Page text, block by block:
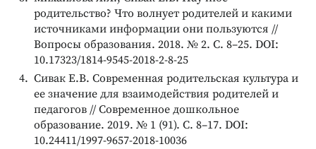
родительство? Что волнует родителей и какими
источниками информации они пользуются //
Вопросы образования. 2018. № 2. С. 8–25. DOI:
10.17323/1814-9545-2018-2-8-25
Сивак Е.В. Современная родительская культура и
ее значение для взаимодействия родителей и
педагогов // Современное дошкольное
образование. 2019. № 1 (91). С. 8–17. DOI:
10.24411/1997-9657-2018-10036